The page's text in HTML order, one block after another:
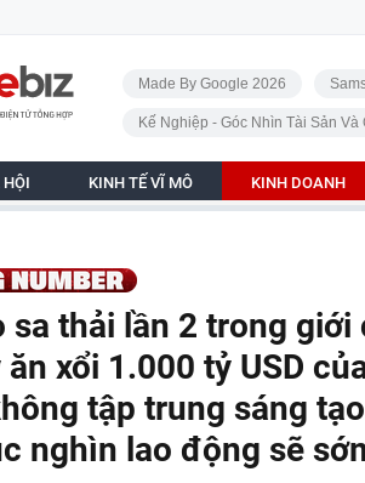
chủ
Made By Google 2026
Kế Nghiệp - Góc Nhìn Tài Sản Và
HỘI KINH TẾ VĨ MÔ KINH DOANH
sa thải lần 2 trong
ăn xổi 1.000 tỷ USD
tập trung sáng
nghìn lao động sẽ